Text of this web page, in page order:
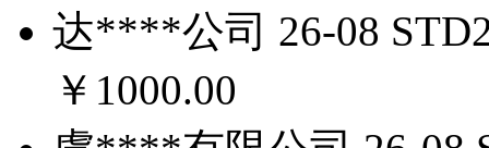
达****公司 26-08
￥1000.00